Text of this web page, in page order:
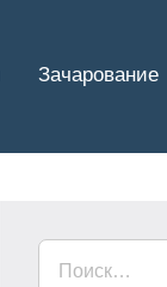
Зачарование